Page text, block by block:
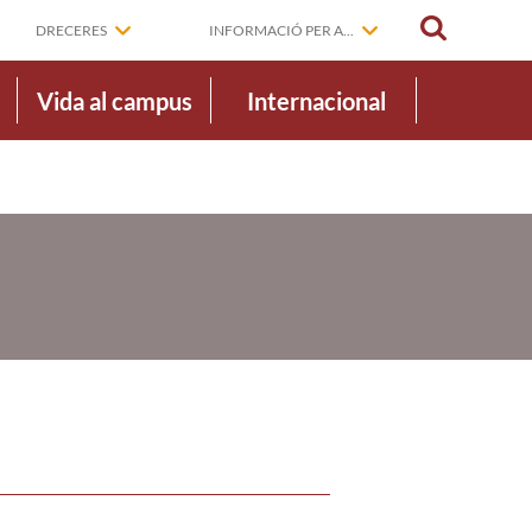
DRECERES INFORMACIÓ PER A...
Vida al campus Internacional